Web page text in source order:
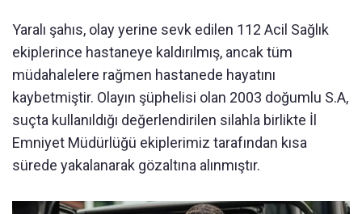
Yaralı şahıs, olay yerine sevk edilen 112 Acil Sağlık
ekiplerince hastaneye kaldırılmış, ancak tüm
müdahalelere rağmen hastanede hayatını
kaybetmiştir. Olayın şüphelisi olan 2003 doğumlu S.A,
suçta kullanıldığı değerlendirilen silahla birlikte İl
Emniyet Müdürlüğü ekiplerimiz tarafından kısa
sürede yakalanarak gözaltına alınmıştır.